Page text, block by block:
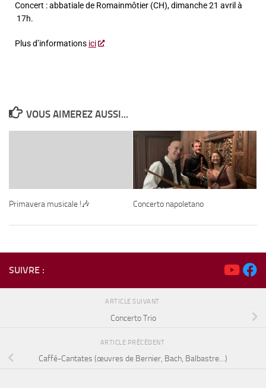
Concert : abbatiale de Romainmôtier (CH), dimanche 21 avril à
17h.
Plus d’informations ici
VOUS AIMEREZ AUSSI...
Primavera musicale !🎶 Concerto napoletano
SUIVRE :
ARTICLE SUIVANT
Concerto Trio
ARTICLE PRÉCÉDENT
Caffé-Cantates (œuvres de Bernier, Bach, Balbastre…)